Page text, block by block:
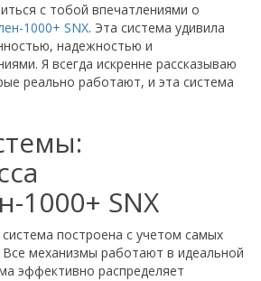
с тобой впечатлениями о
1000+ SNX. Эта система удивила
надежностью и
Я всегда искренне рассказываю
реально работают, и эта система
1000+ SNX
построена с учетом самых
Все механизмы работают в идеальной
эффективно распределяет